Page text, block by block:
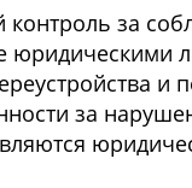
контроль за
и
за